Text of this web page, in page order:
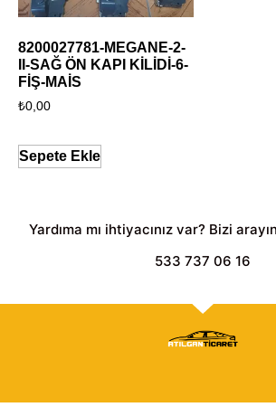
8200027781-MEGANE-2-
II-SAĞ ÖN KAPI KİLİDİ-6-
FİŞ-MAİS
₺0,00
Sepete Ekle
Yardıma mı ihtiyacınız var? Bizi
533 737 06 16